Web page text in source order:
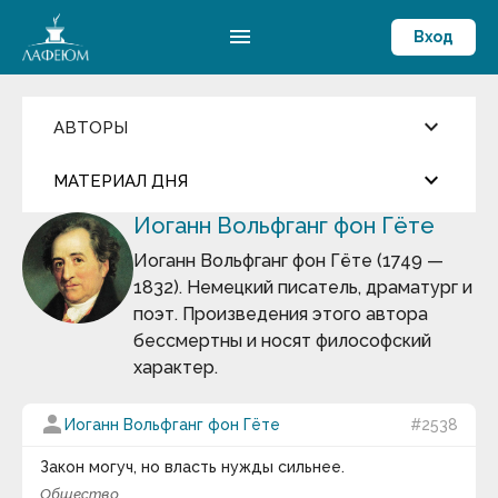
menu Вход
АВТОРЫ keyboard_arrow_down
close
Фильмы и Сериалы
Пословицы и поговорки
Аамир Кхан
Абрахам Маслоу
Абу-ль-Фарадж бин Харун
Абуль-Фарадж ибн аль-Джаузи
Август Бебель
Август фон Платен
Авиценна
Авл Корнелий Цельс
Аврелий Августин
Адам Смит
Иоганн Вольфганг фон Гёте
Иоганн Вольфганг фон Гёте (1749 —
1832). Немецкий писатель, драматург и
поэт. Произведения этого автора
бессмертны и носят философский
характер.
person Иоганн Вольфганг фон Гёте #2538
Закон могуч, но власть нужды сильнее.
Общество
МАТЕРИАЛ ДНЯ keyboard_arrow_down
Цитата дня
Арабская мудрость
Мир существует для человека, человек живет для
keyboard_arrow_down
Философия истории